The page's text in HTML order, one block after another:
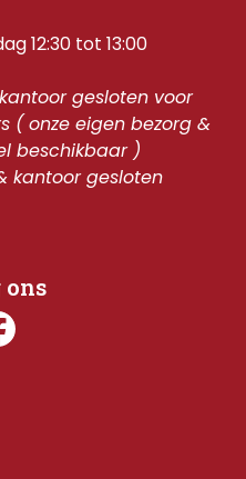
12:30 tot 13:00
gesloten voor
( onze eigen bezorg &
beschikbaar )
kantoor gesloten
ons